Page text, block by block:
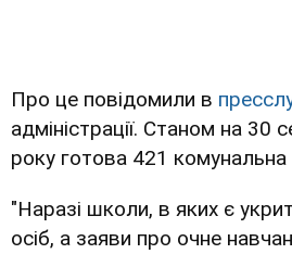
Про це повідомили в
адміністрації. Станом на 30
року готова 421
"Наразі школи, в яких є
осіб, а заяви про очне